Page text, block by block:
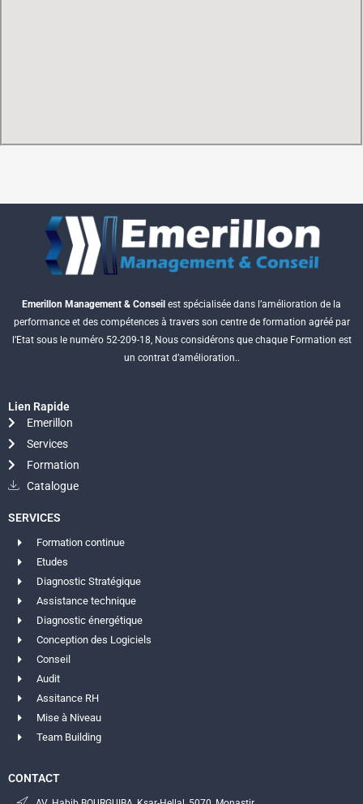
Emerillon Management & Conseil est spécialisée dans l’amélioration de la
performance et des compétences à travers son centre de formation agréé par
l’Etat sous le numéro 52-209-18, Nous considérons que chaque Formation est
un contrat d’amélioration..
Lien Rapide
Emerillon
Services
Formation
Catalogue
SERVICES
Formation continue
Etudes
Diagnostic Stratégique
Assistance technique
Diagnostic énergétique
Conception des Logiciels
Conseil
Audit
Assitance RH
Mise à Niveau
Team Building
CONTACT